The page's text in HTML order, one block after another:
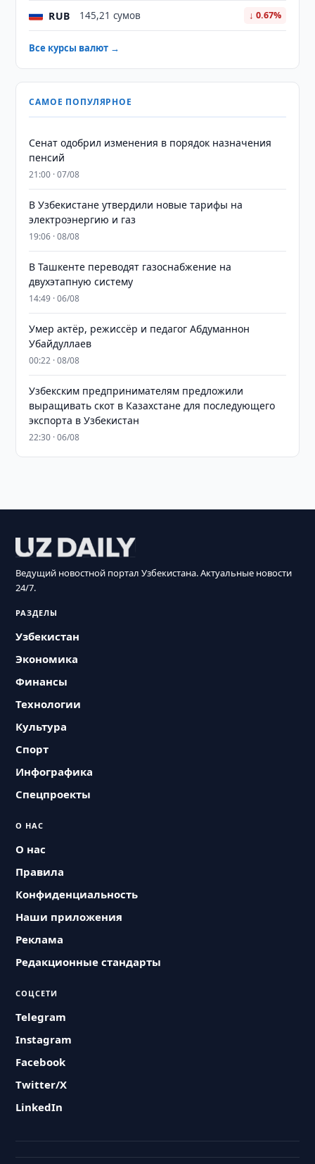
RUB 145,21 сумов ↓ 0.67%
Все курсы валют →
САМОЕ ПОПУЛЯРНОЕ
Сенат одобрил изменения в порядок назначения
пенсий
21:00 · 07/08
В Узбекистане утвердили новые тарифы на
электроэнергию и газ
19:06 · 08/08
В Ташкенте переводят газоснабжение на
двухэтапную систему
14:49 · 06/08
Умер актёр, режиссёр и педагог Абдуманнон
Убайдуллаев
00:22 · 08/08
Узбекским предпринимателям предложили
выращивать скот в Казахстане для последующего
экспорта в Узбекистан
22:30 · 06/08
Ведущий новостной портал Узбекистана. Актуальные новости
24/7.
РАЗДЕЛЫ
Узбекистан
Экономика
Финансы
Технологии
Культура
Спорт
Инфографика
Спецпроекты
О НАС
О нас
Правила
Конфиденциальность
Наши приложения
Реклама
Редакционные стандарты
СОЦСЕТИ
Telegram
Instagram
Facebook
Twitter/X
LinkedIn